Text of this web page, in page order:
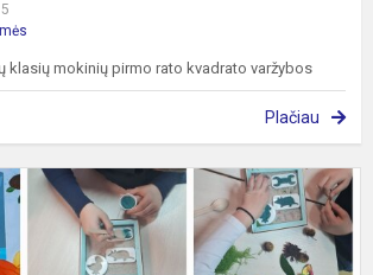
klasių mokinių pirmo rato kvadrato varžybos
Plačiau